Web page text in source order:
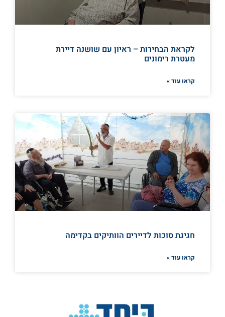
לקראת הבחירות – ראיון עם שושנה דיירת
מעטרת רימונים
קראו עוד »
חגיגת סוכות לדיירים הוותיקים בקדימה
קראו עוד »